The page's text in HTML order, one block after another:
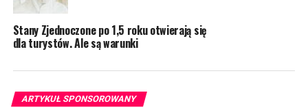
Stany Zjednoczone po 1,5 roku otwierają się
dla turystów. Ale są warunki
ARTYKUŁ SPONSOROWANY